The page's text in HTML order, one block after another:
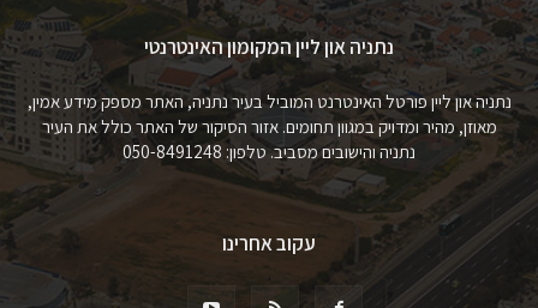
נתניה און ליין המקומון האינטרנטי
נתניה און ליין פורטל האינטרנט המוביל בעיר נתניה, האתר מספק מידע אמין,
מאוזן, מהיר ומדויק במגוון תחומים. אזור הסיקור של האתר כולל את העיר
נתניה והישובים מסביב. טלפון: 050-8491248
עקוב אחרינו